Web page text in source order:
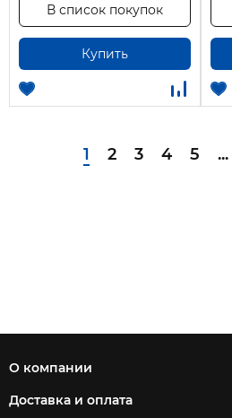
Купить
В список покупок
1 2 3 4 5 ...
О компании
Доставка и оплата